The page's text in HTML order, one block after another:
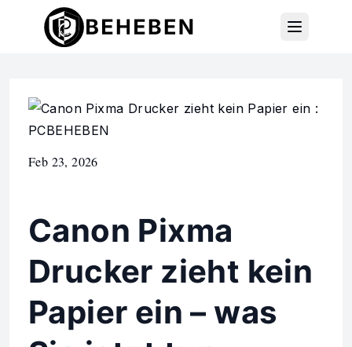
Feb 23, 2026
Canon Pixma
Drucker zieht kein
Papier ein – was